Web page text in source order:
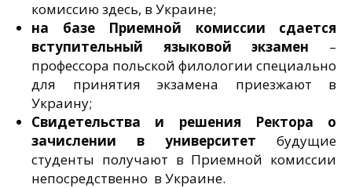
комиссию здесь, в Украине;
на базе Приемной комиссии сдается
вступительный языковой экзамен –
профессора польской филологии специально
для принятия экзамена приезжают в
Украину;
Свидетельства и решения Ректора о
зачислении в университет будущие
студенты получают в Приемной комиссии
непосредственно в Украине.